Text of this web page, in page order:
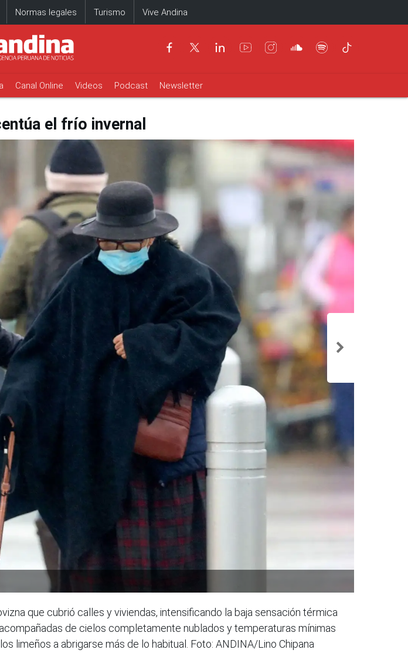
Normas legales Turismo Vive Andina
Canal Online Videos Podcast Newsletter
el frío invernal
que cubrió calles y viviendas, intensificando la baja sensación térmica
de cielos completamente nublados y temperaturas mínimas
limeños a abrigarse más de lo habitual. Foto: ANDINA/Lino Chipana